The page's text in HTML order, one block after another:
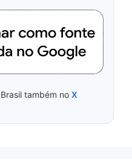
também no X